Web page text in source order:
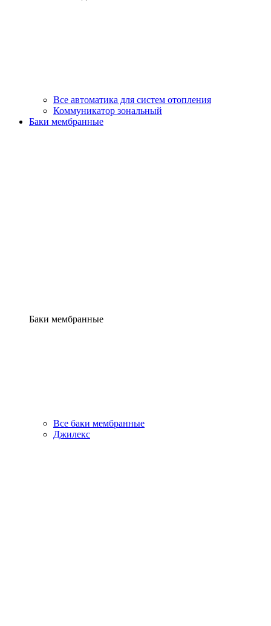
Все автоматика для систем отопления
Коммуникатор зональный
Баки мембранные
Баки мембранные
Все баки мембранные
Джилекс